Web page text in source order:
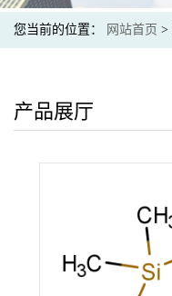
您当前的位置： 网站首页 >
产品展厅